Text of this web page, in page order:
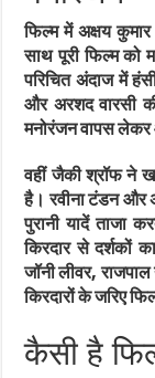
फिल्म में अक्षय
साथ पूरी फिल्म को
परिचित अंदाज में
और अरशद वारसी
मनोरंजन वापस
वहीं जैकी श्रॉफ ने
है। रवीना टंडन और
पुरानी यादें ताजा
किरदार से दर्शकों
जॉनी लीवर,
किरदारों के जरिए
कैसी है